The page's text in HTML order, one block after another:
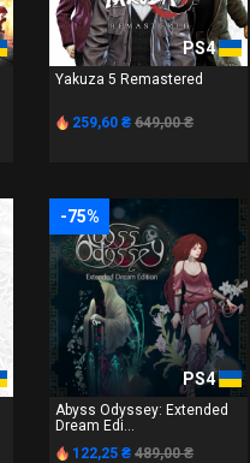
PS4
Yakuza 5 Remastered
259,60 ₴ 649,00 ₴
-75%
PS4
Abyss Odyssey: Extended
Dream Edi...
122,25 ₴ 489,00 ₴